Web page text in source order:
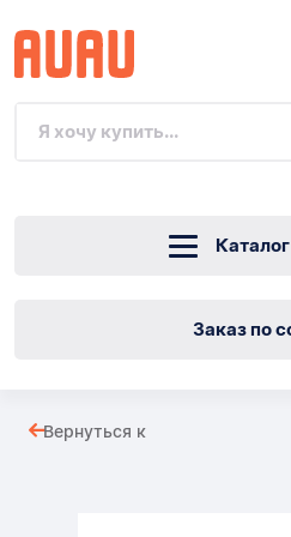
Заказ по
Вернуться к